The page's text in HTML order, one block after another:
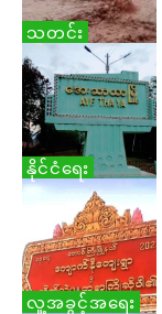
သတင်း
နိုင်ငံရေး
လူ့အခွင့်အရေး